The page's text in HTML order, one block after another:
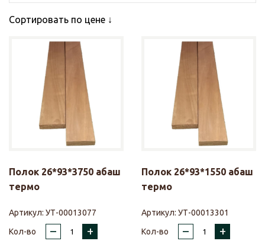
Сортировать по цене
Полок 26*93*3750 абаш
термо
Артикул: УТ-00013077
Кол-во
– +
Полок 26*93*1550 абаш
термо
Артикул: УТ-00013301
Кол-во
– +